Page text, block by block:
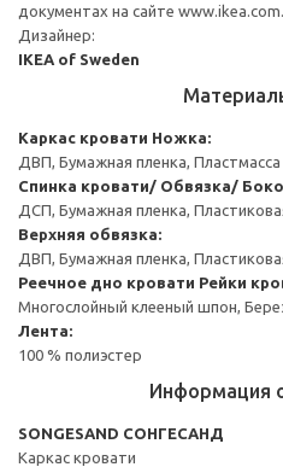
документах на сайте www.ikea.com.
Дизайнер:
IKEA of Sweden
Каркас кровати Ножка:
ДВП, Бумажная пленка,
Спинка кровати/ Обвязка/
ДСП, Бумажная пленка,
Верхняя обвязка:
ДВП, Бумажная пленка,
Реечное дно кровати Рейки
Многослойный клееный шпон,
Лента:
100 % полиэстер
Информация
SONGESAND СОНГЕСАНД
Каркас кровати